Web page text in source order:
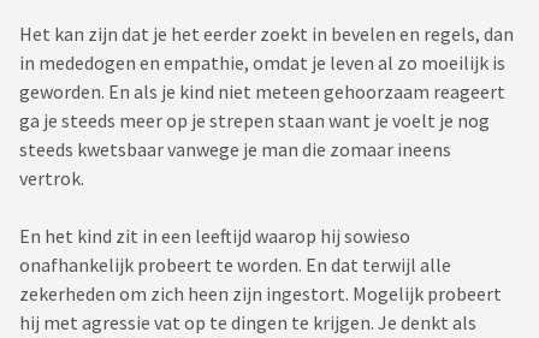
Het kan zijn dat je het eerder zoekt in bevelen en regels, dan
in mededogen en empathie, omdat je leven al zo moeilijk is
geworden. En als je kind niet meteen gehoorzaam reageert
ga je steeds meer op je strepen staan want je voelt je nog
steeds kwetsbaar vanwege je man die zomaar ineens
vertrok.
En het kind zit in een leeftijd waarop hij sowieso
onafhankelijk probeert te worden. En dat terwijl alle
zekerheden om zich heen zijn ingestort. Mogelijk probeert
hij met agressie vat op te dingen te krijgen. Je denkt als